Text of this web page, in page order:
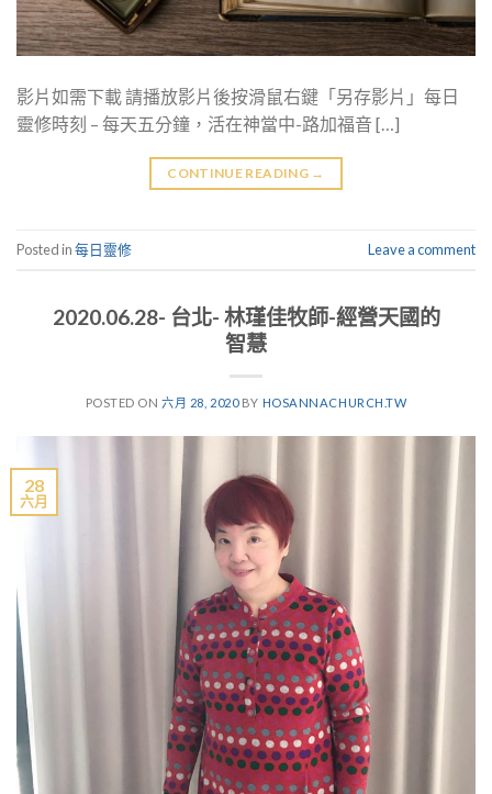
影片如需下載 請播放影片後按滑鼠右鍵「另存影片」每日
靈修時刻 – 每天五分鐘，活在神當中-路加福音 […]
CONTINUE READING →
Posted in每日靈修 Leave a comment
2020.06.28- 台北- 林瑾佳牧師-經營天國的
智慧
POSTED ON六月 28, 2020BY HOSANNACHURCH.TW
28
六月